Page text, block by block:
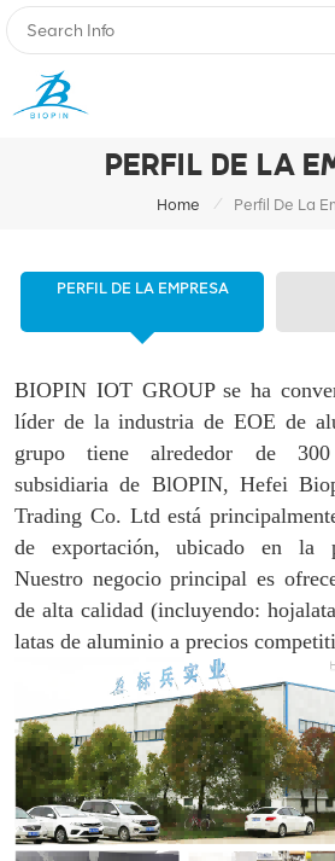
PERFIL DE LA
Home / Perfil De La
PERFIL DE LA EMPRESA
BIOPIN IOT GROUP se ha
líder de la industria de EOE de
grupo tiene alrededor de 300
subsidiaria de BlOPIN, Hefei
Trading Co. Ltd está
de exportación, ubicado en la
Nuestro negocio principal es
de alta calidad (incluyendo:
latas de aluminio a precios